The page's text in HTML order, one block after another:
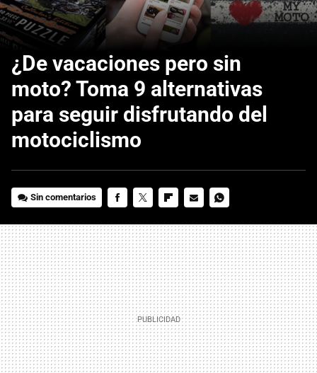
¿De vacaciones pero sin
moto? Toma 9 alternativas
para seguir disfrutando del
motociclismo
Sin comentarios
MAIL